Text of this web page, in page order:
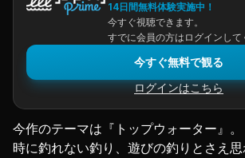
14日間無料体験実施中！
今すぐ視聴できます。
すでに会員の方はログインして
今すぐ無料で観る
ログインはこちら
今作のテーマは『トップウォーター』。
時に釣れない釣り、遊びの釣りとさえ